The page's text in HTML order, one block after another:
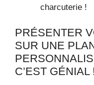
charcuterie !
PRÉSENTER
SUR UNE
C’EST GÉNIAL !